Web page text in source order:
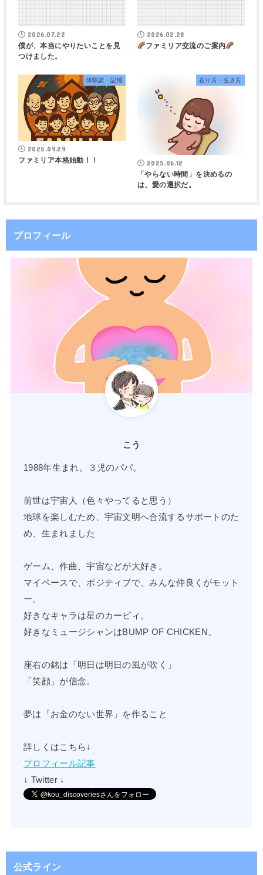
2026.07.22
僕が、本当にやりたいことを見
つけました。
2026.02.28
ファミリア交流のご案内
体験談・記憶
2025.09.29
ファミリア本格始動！！
在り方・生き方
2025.06.12
「やらない時間」を決めるの
は、愛の選択だ。
プロフィール
こう
1988年生まれ。３児のパパ。
前世は宇宙人（色々やってると思う）
地球を楽しむため、宇宙文明へ合流するサポートのた
め、生まれました
ゲーム、作曲、宇宙などが大好き。
マイペースで、ポジティブで、みんな仲良くがモット
ー。
好きなキャラは星のカービィ。
好きなミュージシャンはBUMP OF CHICKEN。
座右の銘は「明日は明日の風が吹く」
「笑顔」が信念。
夢は「お金のない世界」を作ること
詳しくはこちら↓
プロフィール記事
↓ Twitter ↓
公式ライン